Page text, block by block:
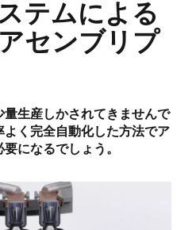
テムによる
センブリプ
量生産しかされてきませんで
よく完全自動化した方法でア
になるでしょう。